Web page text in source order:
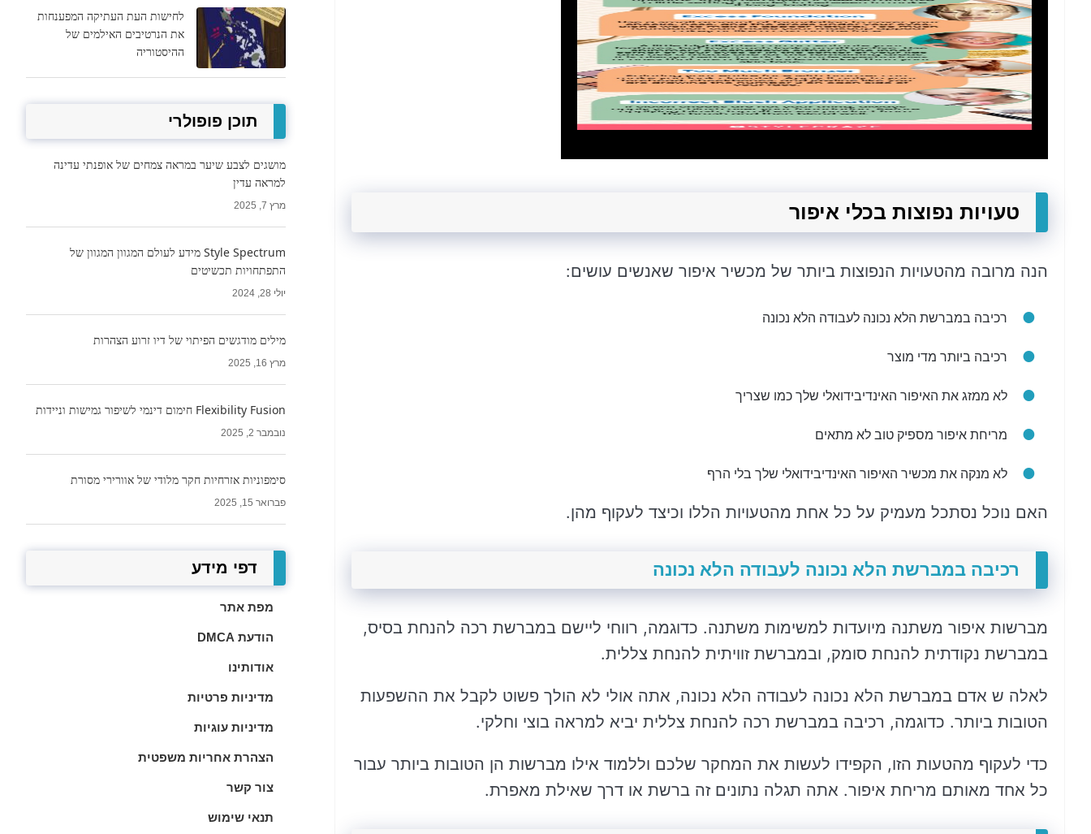
טעויות נפוצות בכלי איפור
הנה מרובה מהטעויות הנפוצות ביותר של מכשיר איפור שאנשים עושים:
רכיבה במברשת הלא נכונה לעבודה הלא נכונה
רכיבה ביותר מדי מוצר
לא ממזג את האיפור האינדיבידואלי שלך כמו שצריך
מריחת איפור מספיק טוב לא מתאים
לא מנקה את מכשיר האיפור האינדיבידואלי שלך בלי הרף
האם נוכל נסתכל מעמיק על כל אחת מהטעויות הללו וכיצד לעקוף מהן.
רכיבה במברשת הלא נכונה לעבודה הלא נכונה
מברשות איפור משתנה מיועדות למשימות משתנה. כדוגמה, רווחי ליישם במברשת רכה להנחת בסיס,
במברשת נקודתית להנחת סומק, ובמברשת זוויתית להנחת צללית.
לאלה ש אדם במברשת הלא נכונה לעבודה הלא נכונה, אתה אולי לא הולך פשוט לקבל את ההשפעות
הטובות ביותר. כדוגמה, רכיבה במברשת רכה להנחת צללית יביא למראה בוצי וחלקי.
כדי לעקוף מהטעות הזו, הקפידו לעשות את המחקר שלכם וללמוד אילו מברשות הן הטובות ביותר עבור
כל אחד מאותם מריחת איפור. אתה תגלה נתונים זה ברשת או דרך שאילת מאפרת.
לחישות העת העתיקה המפענחות
את הנרטיבים האילמים של
ההיסטוריה
תוכן פופולרי
מושגים לצבע שיער במראה צמחים של אופנתי עדינה
למראה עדין
מרץ 7, 2025
Style Spectrum מידע לעולם המגוון המגוון של
התפתחויות תכשיטים
יולי 28, 2024
מילים מודגשים הפיתוי של דיו זרוע הצהרות
מרץ 16, 2025
Flexibility Fusion חימום דינמי לשיפור גמישות וניידות
נובמבר 2, 2025
סימפוניות אזרחיות חקר מלודי של אוורירי מסורת
פברואר 15, 2025
דפי מידע
מפת אתר
הודעת DMCA
אודותינו
מדיניות פרטיות
מדיניות עוגיות
הצהרת אחריות משפטית
צור קשר
תנאי שימוש